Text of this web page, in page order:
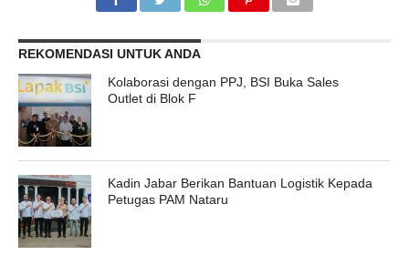
REKOMENDASI UNTUK ANDA
Kolaborasi dengan PPJ, BSI Buka Sales
Outlet di Blok F
Kadin Jabar Berikan Bantuan Logistik Kepada
Petugas PAM Nataru